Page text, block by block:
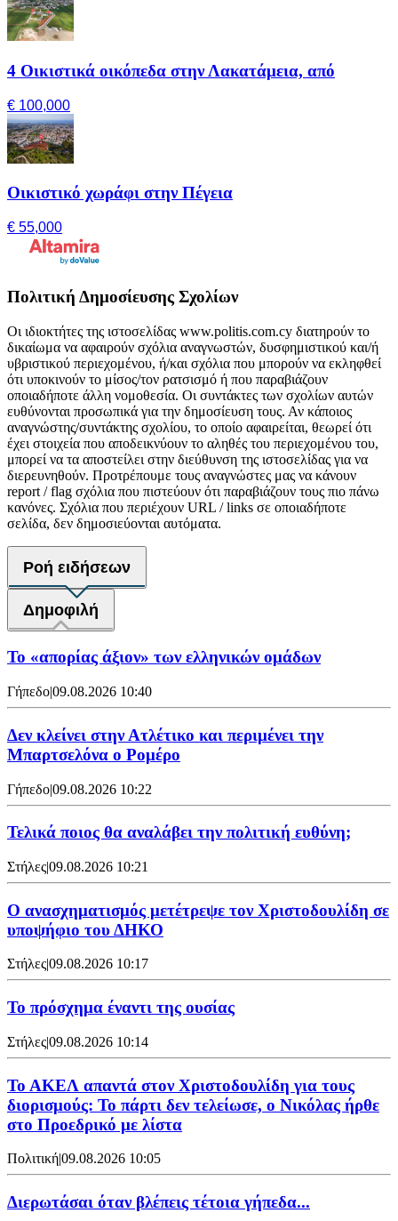
4 Οικιστικά οικόπεδα στην Λακατάμεια, από
€ 100,000
Οικιστικό χωράφι στην Πέγεια
€ 55,000
Πολιτική Δημοσίευσης Σχολίων
Οι ιδιοκτήτες της ιστοσελίδας www.politis.com.cy διατηρούν το
δικαίωμα να αφαιρούν σχόλια αναγνωστών, δυσφημιστικού και/ή
υβριστικού περιεχομένου, ή/και σχόλια που μπορούν να εκληφθεί
ότι υποκινούν το μίσος/τον ρατσισμό ή που παραβιάζουν
οποιαδήποτε άλλη νομοθεσία. Οι συντάκτες των σχολίων αυτών
ευθύνονται προσωπικά για την δημοσίευση τους. Αν κάποιος
αναγνώστης/συντάκτης σχολίου, το οποίο αφαιρείται, θεωρεί ότι
έχει στοιχεία που αποδεικνύουν το αληθές του περιεχομένου του,
μπορεί να τα αποστείλει στην διεύθυνση της ιστοσελίδας για να
διερευνηθούν. Προτρέπουμε τους αναγνώστες μας να κάνουν
report / flag σχόλια που πιστεύουν ότι παραβιάζουν τους πιο πάνω
κανόνες. Σχόλια που περιέχουν URL / links σε οποιαδήποτε
σελίδα, δεν δημοσιεύονται αυτόματα.
Ροή ειδήσεων
Δημοφιλή
Το «απορίας άξιον» των ελληνικών ομάδων
Γήπεδο|09.08.2026 10:40
Δεν κλείνει στην Ατλέτικο και περιμένει την
Μπαρτσελόνα ο Ρομέρο
Γήπεδο|09.08.2026 10:22
Τελικά ποιος θα αναλάβει την πολιτική ευθύνη;
Στήλες|09.08.2026 10:21
Ο ανασχηματισμός μετέτρεψε τον Χριστοδουλίδη σε
υποψήφιο του ΔΗΚΟ
Στήλες|09.08.2026 10:17
Το πρόσχημα έναντι της ουσίας
Στήλες|09.08.2026 10:14
Το ΑΚΕΛ απαντά στον Χριστοδουλίδη για τους
διορισμούς: Το πάρτι δεν τελείωσε, ο Νικόλας ήρθε
στο Προεδρικό με λίστα
Πολιτική|09.08.2026 10:05
Διερωτάσαι όταν βλέπεις τέτοια γήπεδα...